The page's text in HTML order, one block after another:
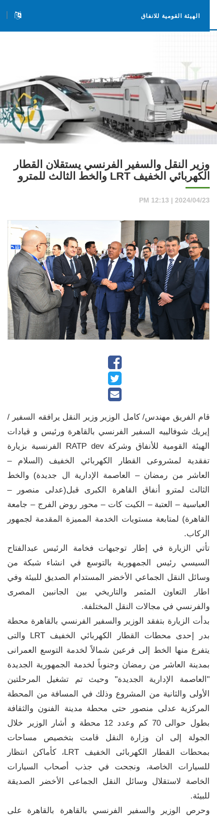
الهيئة القومية للانفاق
وزير النقل والسفير الفرنسي يستقلان القطار
الكهربائي الخفيف LRT والخط الثالث للمترو
2024/04/23 | 12:13 PM
قام الفريق مهندس/ كامل الوزير وزير النقل يرافقه السفير /
إيريك شوفالييه السفير الفرنسي بالقاهرة ورئيس و قيادات
الهيئة القومية للأنفاق وشركة RATP dev الفرنسية بزيارة
تفقدية لمشروعى القطار الكهربائي الخفيف (السلام –
العاشر من رمضان – العاصمة الإدارية ال جديدة) والخط
الثالث لمترو أنفاق القاهرة الكبرى قبل(عدلى منصور –
العباسية – العتبة – الكيت كات – محور روض الفرج – جامعة
القاهرة) لمتابعة مستويات الخدمة المميزة المقدمة لجمهور
الركاب.
تأتي الزيارة في إطار توجيهات فخامة الرئيس عبدالفتاح
السيسي رئيس الجمهورية بالتوسع في انشاء شبكة من
وسائل النقل الجماعي الأخضر المستدام الصديق للبيئة وفي
اطار التعاون المثمر والتاريخي بين الجانبين المصرى
والفرنسي في مجالات النقل المختلفة.
بدأت الزيارة بتفقد الوزير والسفير الفرنسي بالقاهرة محطة
بدر إحدى محطات القطار الكهربائي الخفيف LRT والتى
يتفرع منها الخط إلى فرعين شمالاً لخدمة التوسع العمرانى
بمدينة العاشر من رمضان وجنوباً لخدمة الجمهورية الجديدة
"العاصمة الإدارية الجديدة" وحيث تم تشغيل المرحلتين
الأولى والثانية من المشروع وذلك في المسافة من المحطة
المركزية عدلى منصور حتى محطة مدينة الفنون والثقافة
بطول حوالى 70 كم وعدد 12 محطة و أشار الوزير خلال
الجولة إلى ان وزارة النقل قامت بتخصيص مساحات
بمحطات القطار الكهربائى الخفيف LRT، كأماكن انتظار
للسيارات الخاصة، ونجحت في جذب أصحاب السيارات
الخاصة لاستقلال وسائل النقل الجماعى الأخضر الصديقة
للبيئة.
وحرص الوزير والسفير الفرنسي بالقاهرة بالقاهرة على